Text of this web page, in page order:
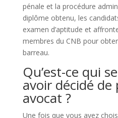
pénale et la procédure
diplôme obtenu, les
examen d’aptitude et
membres du CNB pour
barreau.
Qu’est-ce qui
avoir décidé
avocat ?
Une fois que vous avez